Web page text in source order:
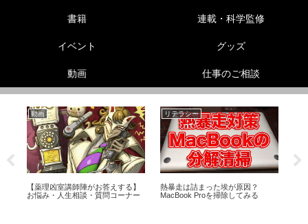
書籍 連載・科学監修
イベント グッズ
動画 仕事のご相談
動画
【薬理凶室講師陣がお答えする】
お悩み・人生相談・質問コーナー
リテラシー
熱暴走は詰まった埃が原因？
MacBook Proを掃除してみる